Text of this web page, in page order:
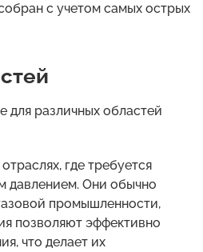
с учетом самых острых
для различных областей
где требуется
давлением. Они обычно
промышленности,
позволяют эффективно
что делает их